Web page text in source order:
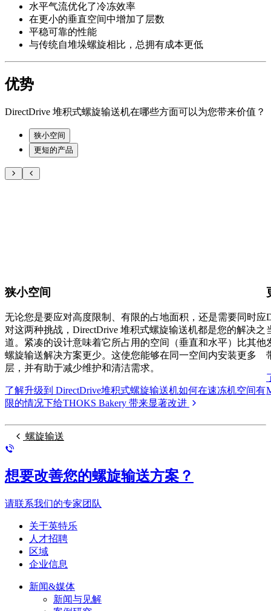
水平气流优化了冷冻效率
在更小的垂直空间中增加了层数
平稳可靠的性能
与传统自堆垛螺旋相比，总拥有成本更低
优势
DirectDrive 堆积式螺旋输送机在哪些方面可以为您带来价值？
狭小空间
更短的产品
狭小空间
无论您是要应对高度限制、有限的占地面积，还是需要同时应
对这两种挑战，DirectDrive 堆积式螺旋输送机都是您的解决之
道。紧凑的设计意味着它所占用的空间（垂直和水平）比其他
螺旋输送解决方案更少。这使您能够在同一空间内安装更多
层，并有助于减少维护和清洁需求。
了解升级到 DirectDrive堆积式螺旋输送机如何在速冻机空间有
限的情况下给THOKS Bakery 带来显著改进
螺旋输送
想要改善您的螺旋输送方案？
请联系我们的专家团队
关于英特乐
人才招聘
区域
企业信息
新闻&媒体
新闻与见解